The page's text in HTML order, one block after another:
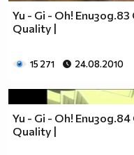
Yu - Gi - Oh!
Quality |
15 271 24.08.2010
Yu - Gi - Oh!
Quality |